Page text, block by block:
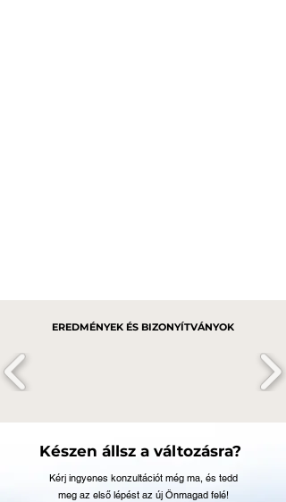
EREDMÉNYEK ÉS BIZONYÍTVÁNYOK
Készen állsz a változásra?
Kérj ingyenes konzultációt még ma, és tedd
meg az első lépést az új Önmagad felé!